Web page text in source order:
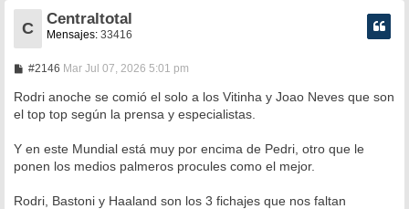
C
Centraltotal
Mensajes: 33416
#2146M
n
s
a
e
Mar Jul 07, 2026 5:01 pm
Rodri anoche se comió el solo a los Vitinha y Joao Neves que son
el top top según la prensa y especialistas.
Y en este Mundial está muy por encima de Pedri, otro que le
ponen los medios palmeros procules como el mejor.
Rodri, Bastoni y Haaland son los 3 fichajes que nos faltan